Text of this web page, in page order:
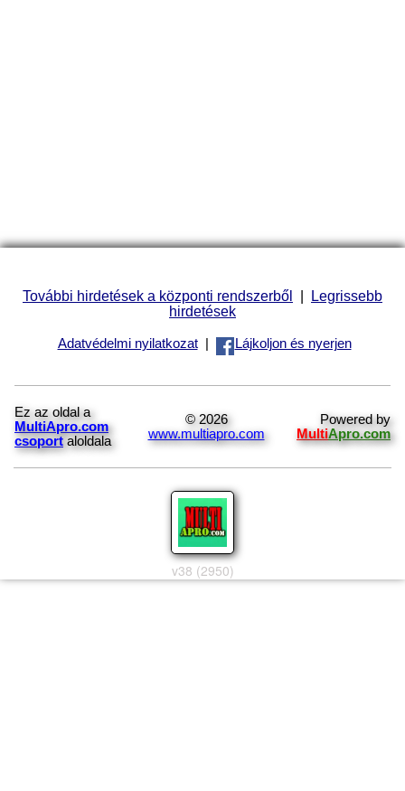
További hirdetések a központi rendszerből | Legrissebb
hirdetések
Adatvédelmi nyilatkozat| Lájkoljon és nyerjen
Ez az oldal a
MultiApro.com
csoport aloldala
© 2026
www.multiapro.com
Powered by
MultiApro.com
v38 (2950)